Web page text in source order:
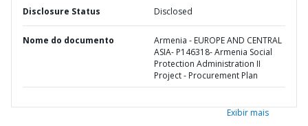
Disclosure Status Disclosed
Nome do documento
Armenia - EUROPE AND CENTRAL
ASIA- P146318- Armenia Social
Protection Administration II
Project - Procurement Plan
Exibir mais